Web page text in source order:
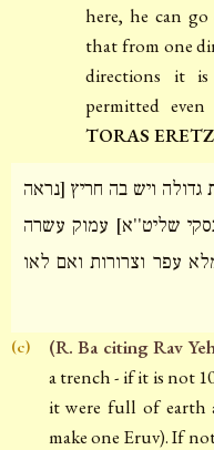
here, he can
that from one
directions it is
permitted
TORAS
ויש בה חריץ [נראה
שליט''א] עמוק עשרה
עפר וצרורות ואם לאו
(c) (R. Ba citing Rav
a trench - if it is not
it were full of earth
make one Eruv). If